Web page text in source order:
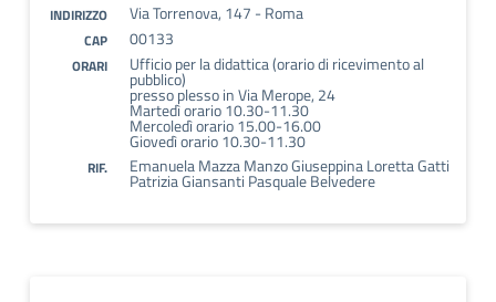
INDIRIZZO Via Torrenova, 147 - Roma
CAP 00133
ORARI Ufficio per la didattica (orario di ricevimento al
pubblico)
presso plesso in Via Merope, 24
Martedì orario 10.30-11.30
Mercoledì orario 15.00-16.00
Giovedì orario 10.30-11.30
RIF. Emanuela Mazza Manzo Giuseppina Loretta Gatti
Patrizia Giansanti Pasquale Belvedere